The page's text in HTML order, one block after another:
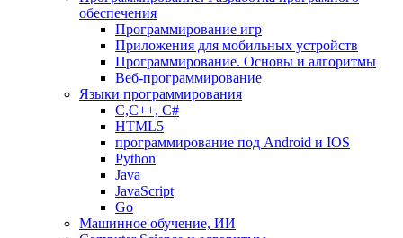
обеспечения
Программирование игр
Приложения для мобильных устройств
Программирование. Основы и алгоритмы
Веб-программирование
Языки программирования
С,С++, С#
HTML5
программирование под Android и IOS
Python
Java
JavaScript
Go
Машинное обучение, ИИ